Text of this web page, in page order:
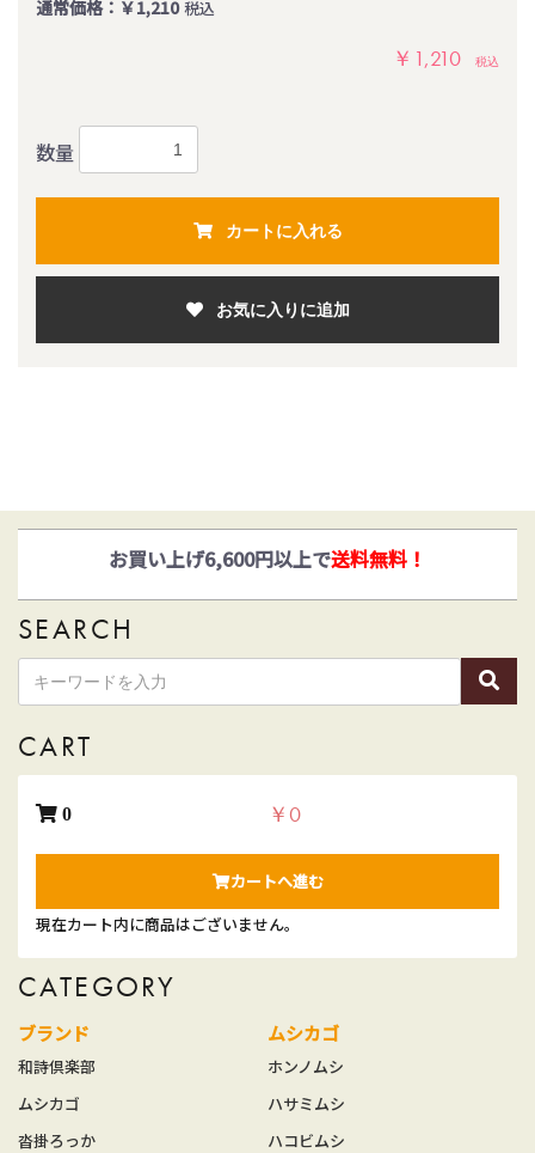
通常価格：￥1,210 税込
￥1,210 税込
数量
カートに入れる
お気に入りに追加
ゆうパックとヤマト運輸がお選びいただけます！
SEARCH
CART
0 ￥0
カートへ進む
現在カート内に商品はございません。
CATEGORY
ブランド
和詩倶楽部
ムシカゴ
沓掛ろっか
ムシカゴ
ホンノムシ
ハサミムシ
ハコビムシ